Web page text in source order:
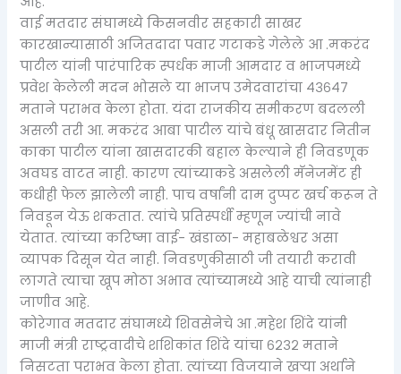
वाई मतदार संघामध्ये किसनवीर सहकारी साखर
कारखान्यासाठी अजितदादा पवार गटाकडे गेलेले आ .मकरंद
पाटील यांनी पारंपारिक स्पर्धक माजी आमदार व भाजपमध्ये
प्रवेश केलेली मदन भोसले या भाजप उमेदवारांचा ४३६४७
मताने पराभव केला होता. यंदा राजकीय समीकरण बदलली
असली तरी आ. मकरंद आबा पाटील यांचे बंधू खासदार नितीन
काका पाटील यांना खासदारकी बहाल केल्याने ही निवडणूक
अवघड वाटत नाही. कारण त्यांच्याकडे असलेली मॅनेजमेंट ही
कधीही फेल झालेली नाही. पाच वर्षांनी दाम दुप्पट खर्च करून ते
निवडून येऊ शकतात. त्यांचे प्रतिस्पर्धी म्हणून ज्यांची नावे
येतात. त्यांच्या करिष्मा वाई- खंडाळा- महाबळेश्वर असा
व्यापक दिसून येत नाही. निवडणुकीसाठी जी तयारी करावी
लागते त्याचा खूप मोठा अभाव त्यांच्यामध्ये आहे याची त्यांनाही
जाणीव आहे.
कोरेगाव मतदार संघामध्ये शिवसेनेचे आ .महेश शिंदे यांनी
माजी मंत्री राष्ट्रवादीचे शशिकांत शिंदे यांचा ६२३२ मताने
निसटता पराभव केला होता. त्यांच्या विजयाने खऱ्या अर्थाने